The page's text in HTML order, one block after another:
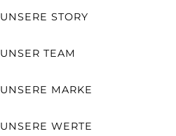
UNSERE STORY
UNSER TEAM
UNSERE MARKE
UNSERE WERTE